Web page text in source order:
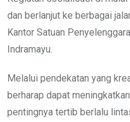
dan berlanjut ke berbagai
Kantor Satuan
Indramayu.
Melalui pendekatan yang
berharap dapat
pentingnya tertib berlalu